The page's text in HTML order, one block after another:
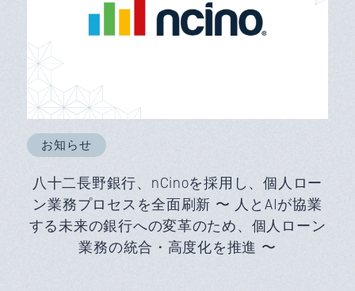
お知らせ
八十二長野銀行、nCinoを採用し、個人ロー
ン業務プロセスを全面刷新 〜 人とAIが協業
する未来の銀行への変革のため、個人ローン
業務の統合・高度化を推進 〜